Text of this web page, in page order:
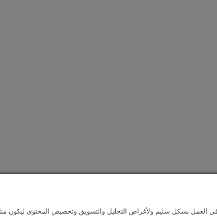
العمل بشكل سليم ولأغراض التحليل والتسويق وتخصيص المحتوى ليكون